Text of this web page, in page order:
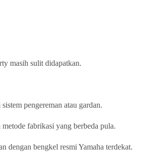
masih sulit didapatkan.
pengereman atau gardan.
fabrikasi yang berbeda pula.
dengan bengkel resmi Yamaha terdekat.